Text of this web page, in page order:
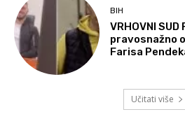
BIH
VRHOVNI
pravosnažno
Farisa
Učitati više